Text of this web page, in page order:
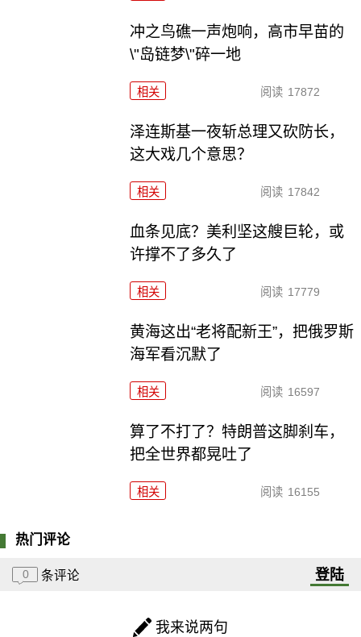
冲之鸟礁一声炮响，高市早苗的
\"岛链梦\"碎一地
相关 阅读 17872
泽连斯基一夜斩总理又砍防长，
这大戏几个意思？
相关 阅读 17842
血条见底？美利坚这艘巨轮，或
许撑不了多久了
相关 阅读 17779
黄海这出“老将配新王”，把俄罗斯
海军看沉默了
相关 阅读 16597
算了不打了？特朗普这脚刹车，
把全世界都晃吐了
相关 阅读 16155
热门评论
0 条评论 登陆
我来说两句